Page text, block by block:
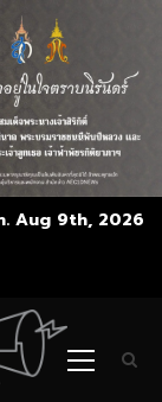
Aug 9th, 2026
Primary